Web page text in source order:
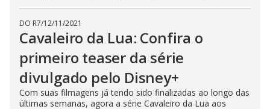
DO R7/12/11/2021
Cavaleiro da Lua: Confira o
primeiro teaser da série
divulgado pelo Disney+
Com suas filmagens já tendo sido finalizadas ao longo das
últimas semanas, agora a série Cavaleiro da Lua aos